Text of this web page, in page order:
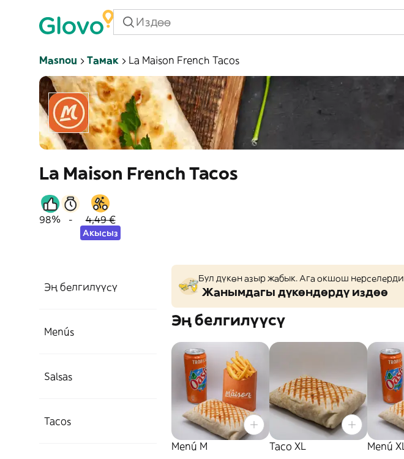
Masnou Тамак La Maison French Tacos
La Maison French Tacos
98% - 4,49 €
Акысыз
Эң белгилүүсү
Menús
Salsas
Tacos
Бул дүкөн азыр жабык. Ага окшош
Жанымдагы дүкөндөрдү издөө
Эң белгилүүсү
Menú M Taco XL Menú